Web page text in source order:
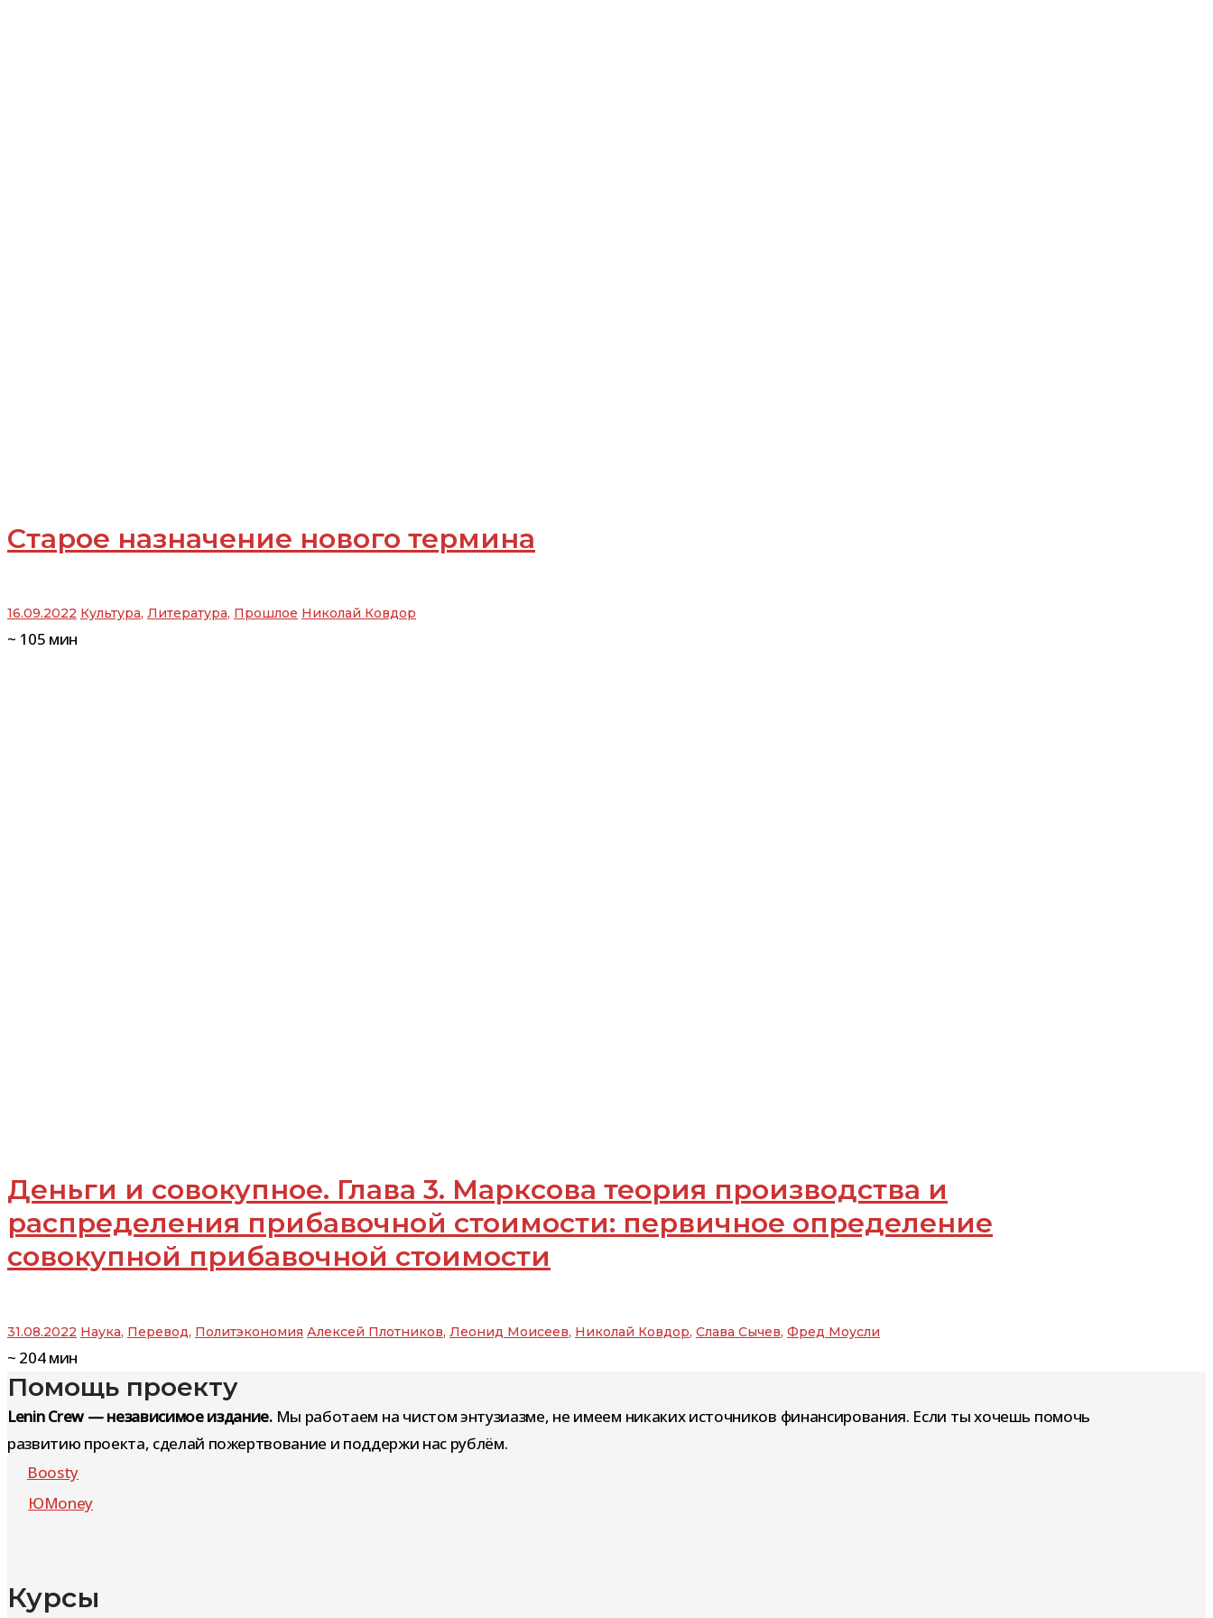
Старое назначение нового термина
16.09.2022 Культура, Литература, Прошлое Николай Ковдор
~ 105 мин
Деньги и совокупное. Глава 3. Марксова теория производства и
распределения прибавочной стоимости: первичное определение
совокупной прибавочной стоимости
31.08.2022 Наука, Перевод, Политэкономия Алексей Плотников, Леонид Моисеев, Николай Ковдор, Слава Сычев, Фред Моусли
~ 204 мин
Помощь проекту
Lenin Crew — независимое издание.Мы работаем на чистом энтузиазме, не имеем никаких источников финансирования. Если ты хочешь помочь
развитию проекта, сделай пожертвование и поддержи нас рублём.
Boosty
ЮMoney
Курсы